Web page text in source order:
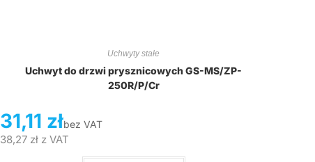
Uchwyty stałe
Uchwyt do drzwi prysznicowych GS-MS/ZP-
250R/P/Cr
31,11 złbez VAT
38,27 złz VAT